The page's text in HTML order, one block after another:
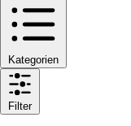
Kategorien
Filter